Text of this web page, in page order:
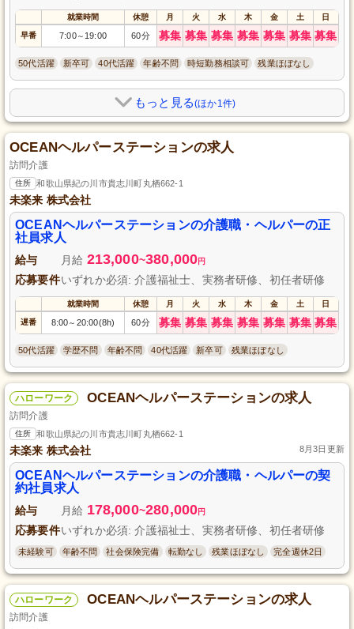
就業時間 休憩 月 火 水 木 金 土 日
早番 7:00～ 19:00 60分 募集 募集 募集 募集 募集 募集 募集
50代活躍 新卒可 40代活躍 年齢不問 時短勤務相談可 残業ほぼなし
もっと見る(ほか1件)
OCEANヘルパーステーションの求人
訪問介護
住所 和歌山県紀の川市貴志川町丸栖662-1
未楽来 株式会社
OCEANヘルパーステーションの介護職・ヘルパーの正
社員求人
給与 月給 213,000~380,000円
応募要件いずれか必須: 介護福祉士、実務者研修、初任者研修
就業時間 休憩 月 火 水 木 金 土 日
遅番 8:00～ 20:00(8h) 60分 募集 募集 募集 募集 募集 募集 募集
50代活躍 学歴不問 年齢不問 40代活躍 新卒可 残業ほぼなし
ハローワーク OCEANヘルパーステーションの求人
訪問介護
住所 和歌山県紀の川市貴志川町丸栖662-1
未楽来 株式会社 8月3日更新
OCEANヘルパーステーションの介護職・ヘルパーの契
約社員求人
給与 月給 178,000~280,000円
応募要件いずれか必須: 介護福祉士、実務者研修、初任者研修
未経験可 年齢不問 社会保険完備 転勤なし 残業ほぼなし 完全週休2日
ハローワーク OCEANヘルパーステーションの求人
訪問介護